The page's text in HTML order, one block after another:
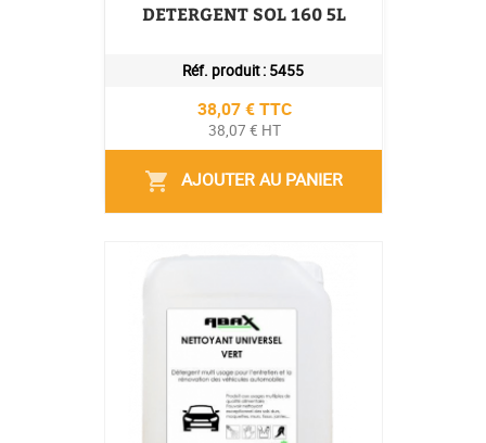
DETERGENT SOL 160 5L
Réf. produit : 5455
Prix
38,07 € TTC
38,07 € HT
shopping_cart AJOUTER AU PANIER